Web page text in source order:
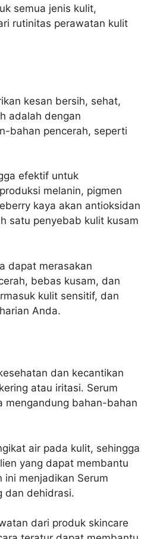
semua jenis kulit,
rutinitas perawatan kulit
kesan bersih, sehat,
adalah dengan
bahan pencerah, seperti
efektif untuk
melanin, pigmen
kaya akan antioksidan
satu penyebab kulit kusam
dapat merasakan
bebas kusam, dan
kulit sensitif, dan
Anda.
dan kecantikan
atau iritasi. Serum
mengandung bahan-bahan
air pada kulit, sehingga
yang dapat membantu
menjadikan Serum
dan dehidrasi.
dari produk skincare